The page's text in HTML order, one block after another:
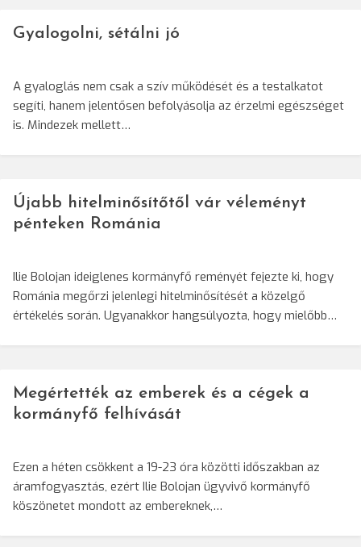
Gyalogolni, sétálni jó
A gyaloglás nem csak a szív működését és a testalkatot
segíti, hanem jelentősen befolyásolja az érzelmi egészséget
is. Mindezek mellett…
Újabb hitelminősítőtől vár véleményt
pénteken Románia
Ilie Bolojan ideiglenes kormányfő reményét fejezte ki, hogy
Románia megőrzi jelenlegi hitelminősítését a közelgő
értékelés során. Ugyanakkor hangsúlyozta, hogy mielőbb…
Megértették az emberek és a cégek a
kormányfő felhívását
Ezen a héten csökkent a 19-23 óra közötti időszakban az
áramfogyasztás, ezért Ilie Bolojan ügyvivő kormányfő
köszönetet mondott az embereknek,…